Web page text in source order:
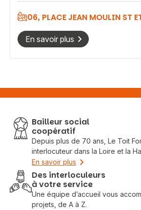
Vous recherchez&nbsp;:
Rechercher
06, PLACE JEAN MOULIN ST
En savoir plus
Bailleur social
coopératif
Depuis plus de 70 ans, Le Toit
interlocuteur dans la Loire et la
En savoir plus
Des interloculeurs
à votre service
Une équipe d’accueil vous
projets, de A à Z.